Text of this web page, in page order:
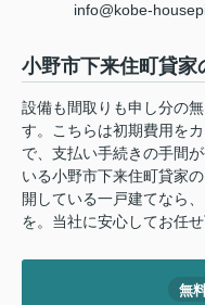
info@kobe-
小野市下来住町貸家
設備も間取りも申し分の
す。こちらは初期費用を
で、支払い手続きの手間
いる小野市下来住町貸家
開している一戸建てなら
を。当社に安心してお任せ
無